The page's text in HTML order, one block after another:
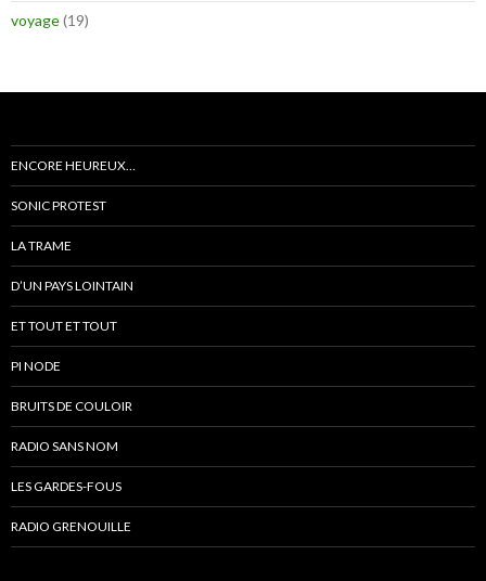
voyage(19)
ENCORE HEUREUX…
SONIC PROTEST
LA TRAME
D’UN PAYS LOINTAIN
ET TOUT ET TOUT
PI NODE
BRUITS DE COULOIR
RADIO SANS NOM
LES GARDES-FOUS
RADIO GRENOUILLE